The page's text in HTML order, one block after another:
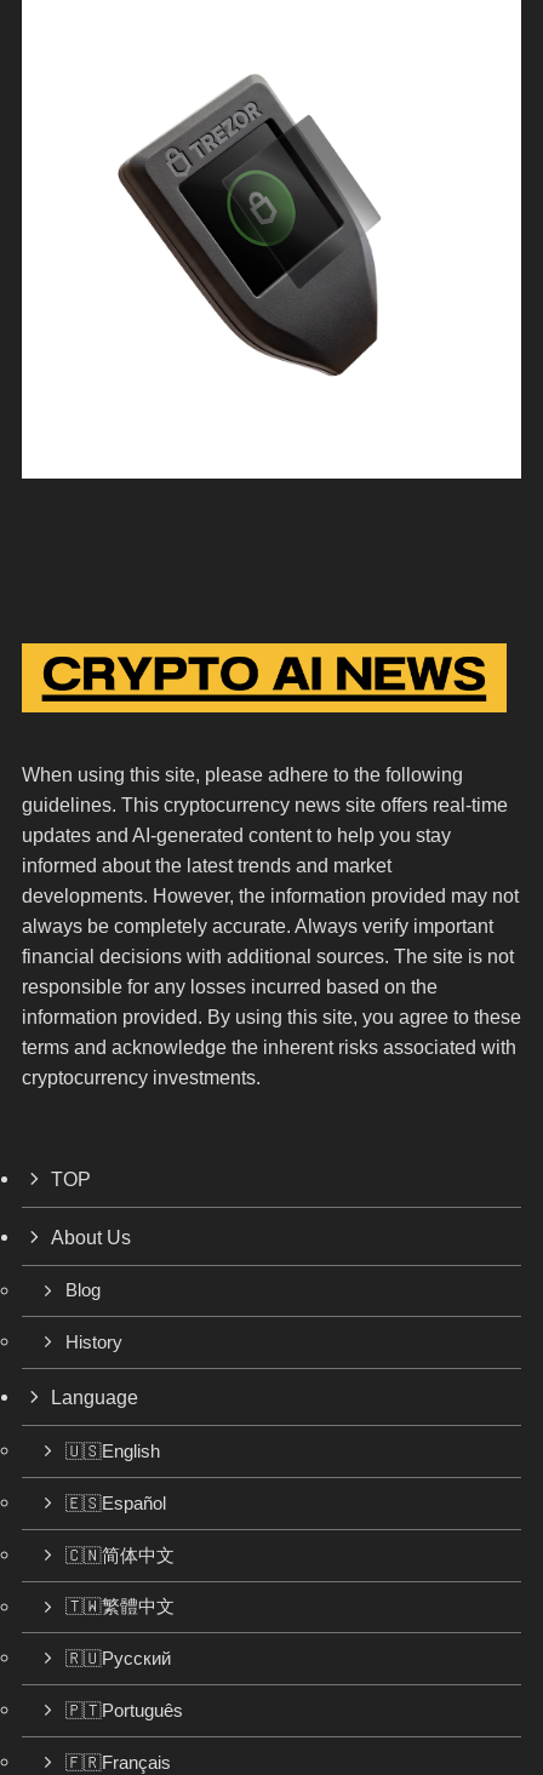
When using this site, please adhere to the following
guidelines. This cryptocurrency news site offers real-time
updates and AI-generated content to help you stay
informed about the latest trends and market
developments. However, the information provided may not
always be completely accurate. Always verify important
financial decisions with additional sources. The site is not
responsible for any losses incurred based on the
information provided. By using this site, you agree to these
terms and acknowledge the inherent risks associated with
cryptocurrency investments.
TOP
About Us
Blog
History
Language
🇺🇸English
🇪🇸Español
🇨🇳简体中文
🇹🇼繁體中文
🇷🇺Русский
🇵🇹Português
🇫🇷Français